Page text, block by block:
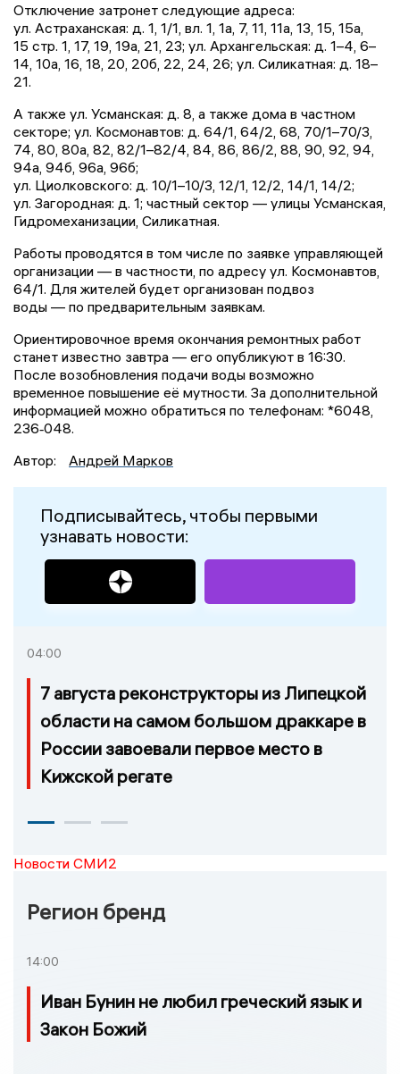
Отключение затронет следующие адреса:
ул. Астраханская: д. 1, 1/1, вл. 1, 1а, 7, 11, 11а, 13, 15, 15а,
15 стр. 1, 17, 19, 19а, 21, 23; ул. Архангельская: д. 1–4, 6–
14, 10а, 16, 18, 20, 20б, 22, 24, 26; ул. Силикатная: д. 18–
21.
А также ул. Усманская: д. 8, а также дома в частном
секторе; ул. Космонавтов: д. 64/1, 64/2, 68, 70/1–70/3,
74, 80, 80а, 82, 82/1–82/4, 84, 86, 86/2, 88, 90, 92, 94,
94а, 94б, 96а, 96б;
ул. Циолковского: д. 10/1–10/3, 12/1, 12/2, 14/1, 14/2;
ул. Загородная: д. 1; частный сектор — улицы Усманская,
Гидромеханизации, Силикатная.
Работы проводятся в том числе по заявке управляющей
организации — в частности, по адресу ул. Космонавтов,
64/1. Для жителей будет организован подвоз
воды — по предварительным заявкам.
Ориентировочное время окончания ремонтных работ
станет известно завтра — его опубликуют в 16:30.
После возобновления подачи воды возможно
временное повышение её мутности. За дополнительной
информацией можно обратиться по телефонам: *6048,
236‑048.
Автор:
Андрей Марков
Подписывайтесь, чтобы первыми
узнавать новости:
04:00
7 августа реконструкторы из Липецкой
области на самом большом драккаре в
России завоевали первое место в
Кижской регате
Новости СМИ2
Регион бренд
14:00
Иван Бунин не любил греческий язык и
Закон Божий